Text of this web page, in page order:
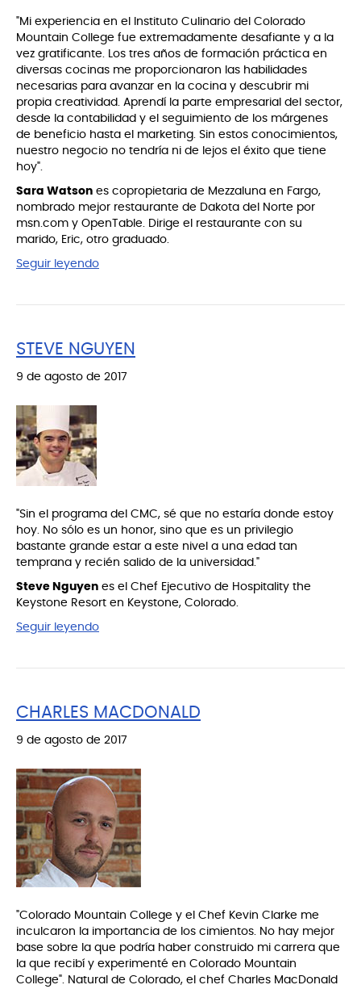
"Mi experiencia en el Instituto Culinario del Colorado
Mountain College fue extremadamente desafiante y a la
vez gratificante. Los tres años de formación práctica en
diversas cocinas me proporcionaron las habilidades
necesarias para avanzar en la cocina y descubrir mi
propia creatividad. Aprendí la parte empresarial del sector,
desde la contabilidad y el seguimiento de los márgenes
de beneficio hasta el marketing. Sin estos conocimientos,
nuestro negocio no tendría ni de lejos el éxito que tiene
hoy".
Sara Watson es copropietaria de Mezzaluna en Fargo,
nombrado mejor restaurante de Dakota del Norte por
msn.com y OpenTable. Dirige el restaurante con su
marido, Eric, otro graduado.
Seguir leyendo
STEVE NGUYEN
9 de agosto de 2017
"Sin el programa del CMC, sé que no estaría donde estoy
hoy. No sólo es un honor, sino que es un privilegio
bastante grande estar a este nivel a una edad tan
temprana y recién salido de la universidad."
Steve Nguyen es el Chef Ejecutivo de Hospitality the
Keystone Resort en Keystone, Colorado.
Seguir leyendo
CHARLES MACDONALD
9 de agosto de 2017
"Colorado Mountain College y el Chef Kevin Clarke me
inculcaron la importancia de los cimientos. No hay mejor
base sobre la que podría haber construido mi carrera que
la que recibí y experimenté en Colorado Mountain
College". Natural de Colorado, el chef Charles MacDonald